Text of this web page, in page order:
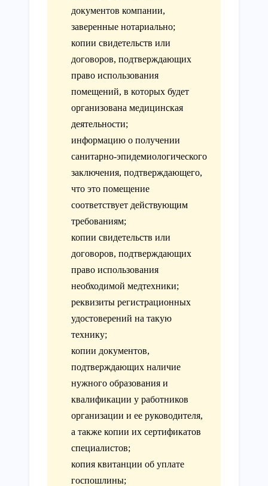
документов компании,
заверенные нотариально;
копии свидетельств или
договоров, подтверждающих
право использования
помещений, в которых будет
организована медицинская
деятельности;
информацию о получении
санитарно-эпидемиологического
заключения, подтверждающего,
что это помещение
соответствует действующим
требованиям;
копии свидетельств или
договоров, подтверждающих
право использования
необходимой медтехники;
реквизиты регистрационных
удостоверений на такую
технику;
копии документов,
подтверждающих наличие
нужного образования и
квалификации у работников
организации и ее руководителя,
а также копии их сертификатов
специалистов;
копия квитанции об уплате
госпошлины;